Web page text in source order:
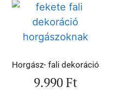
Horgász- fali dekoráció
9.990Ft